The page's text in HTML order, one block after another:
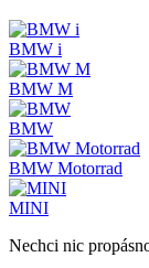
BMW i
BMW M
BMW
BMW Motorrad
MINI
Nechci nic